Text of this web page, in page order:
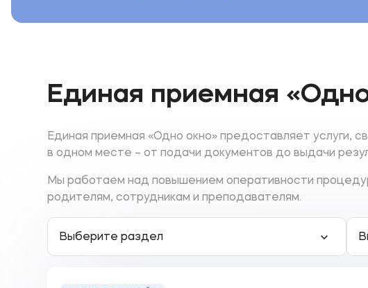
Единая приемная
Единая приемная «Одно окно» предоставляет услуги,
в одном месте – от подачи документов до выдачи
Мы работаем над повышением оперативности
родителям, сотрудникам и преподавателям.
Выберите раздел